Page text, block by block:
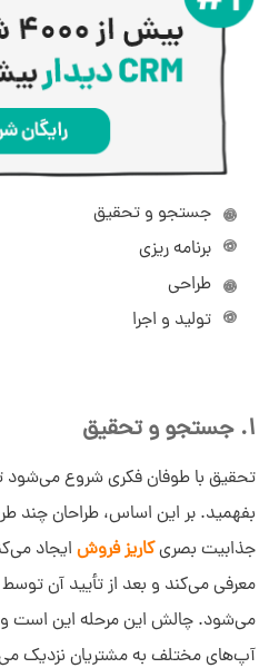
جستجو و تحقیق
برنامه ریزی
طراحی
تولید و اجرا
1. جستجو و تحقیق
تحقیق با طوفان فکری شروع می‌شود
بفهمید. بر این اساس، طراحان چند
جذابیت بصریکاریز فروش ایجاد
معرفی می‌کند و بعد از تأیید آن توسط
می‌شود. چالش این مرحله این است
آپ‌های مختلف به مشتریان نزدیک